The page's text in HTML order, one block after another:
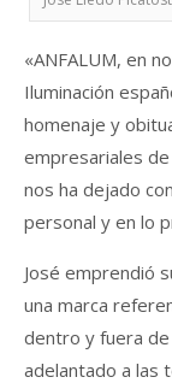
«ANFALUM, en
Iluminación
homenaje y
empresariales
nos ha dejado
personal y en lo
José emprendió
una marca
dentro y fuera
adelantado a las